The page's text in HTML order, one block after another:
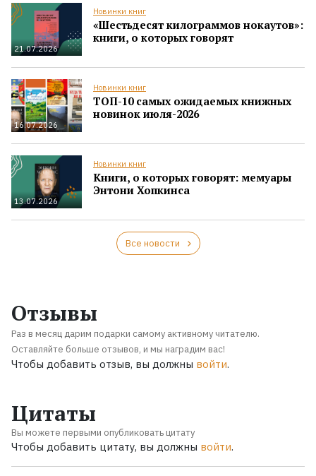
21.07.2026
Новинки книг
«Шестьдесят килограммов нокаутов»:
книги, о которых говорят
16.07.2026
Новинки книг
ТОП-10 самых ожидаемых книжных
новинок июля-2026
13.07.2026
Новинки книг
Книги, о которых говорят: мемуары
Энтони Хопкинса
Все новости
Отзывы
Раз в месяц дарим подарки самому активному читателю.
Оставляйте больше отзывов, и мы наградим вас!
Чтобы добавить отзыв, вы должны войти.
Цитаты
Вы можете первыми опубликовать цитату
Чтобы добавить цитату, вы должны войти.